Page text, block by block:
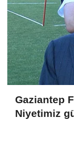
Gaziantep
Niyetimiz